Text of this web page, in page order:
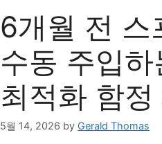
6개월 전 스
수동 주입
최적화 함정
5월 14, 2026 by Gerald Thomas